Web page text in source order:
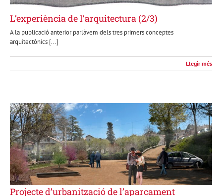
L’experiència de l’arquitectura (2/3)
A la publicació anterior parlàvem dels tres primers conceptes
arquitectònics [...]
Llegir més
Projecte d’urbanització de l’aparcament